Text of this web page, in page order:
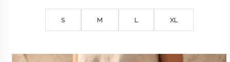
S M L XL